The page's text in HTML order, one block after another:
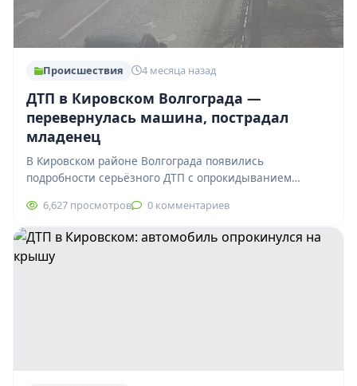
Происшествия 4 месяца назад
ДТП в Кировском Волгограда —
перевернулась машина, пострадал
младенец
В Кировском районе Волгограда появились
подробности серьёзного ДТП с опрокидыванием
пересечении улиц Тополёвой…
6,627 просмотров 0 комментариев